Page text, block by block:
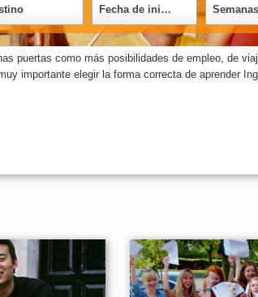
Fecha de inicio Semanas
puertas como más posibilidades de empleo, de
importante elegir la forma correcta de aprender